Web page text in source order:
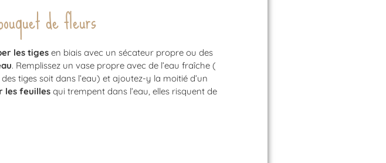
de fleurs
les tigesen biais avec un sécateur propre ou des
. Remplissez un vase propre avec de l’eau fraîche (
tiges soit dans l’eau) et ajoutez-y la moitié d’un
les feuilles qui trempent dans l’eau, elles risquent de